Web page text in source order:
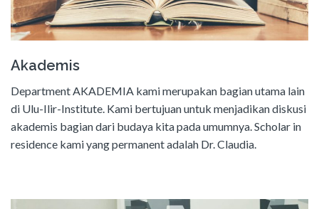
Akademis
Department AKADEMIA kami merupakan bagian utama lain
di Ulu-Ilir-Institute. Kami bertujuan untuk menjadikan diskusi
akademis bagian dari budaya kita pada umumnya. Scholar in
residence kami yang permanent adalah Dr. Claudia.